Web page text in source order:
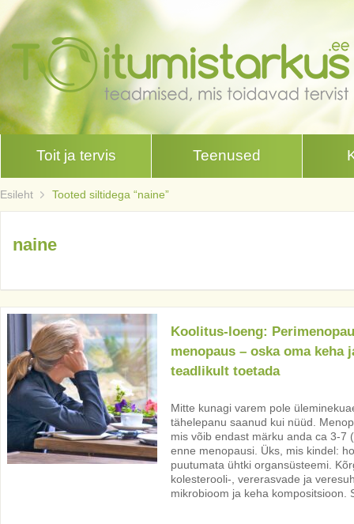
Toit ja tervis Teenused
Esileht Tooted siltidega “naine”
naine
Koolitus-loeng:
menopaus – oska oma keha
teadlikult toetada
Mitte kunagi varem pole
tähelepanu saanud kui nüüd.
mis võib endast märku anda ca 3-7
enne menopausi. Üks, mis kindel:
puutumata ühtki organsüsteemi.
kolesterooli-, vererasvade ja
mikrobioom ja keha